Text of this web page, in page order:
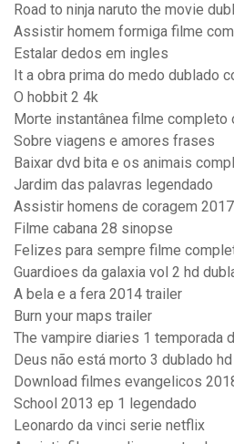
Road to ninja naruto the movie
Assistir homem formiga filme
Estalar dedos em ingles
It a obra prima do medo dublado
O hobbit 2 4k
Morte instantânea filme completo
Sobre viagens e amores frases
Baixar dvd bita e os animais
Jardim das palavras legendado
Assistir homens de coragem
Filme cabana 28 sinopse
Felizes para sempre filme
Guardioes da galaxia vol 2 hd
A bela e a fera 2014 trailer
Burn your maps trailer
The vampire diaries 1 temporada
Deus não está morto 3 dublado hd
Download filmes evangelicos
School 2013 ep 1 legendado
Leonardo da vinci serie netflix